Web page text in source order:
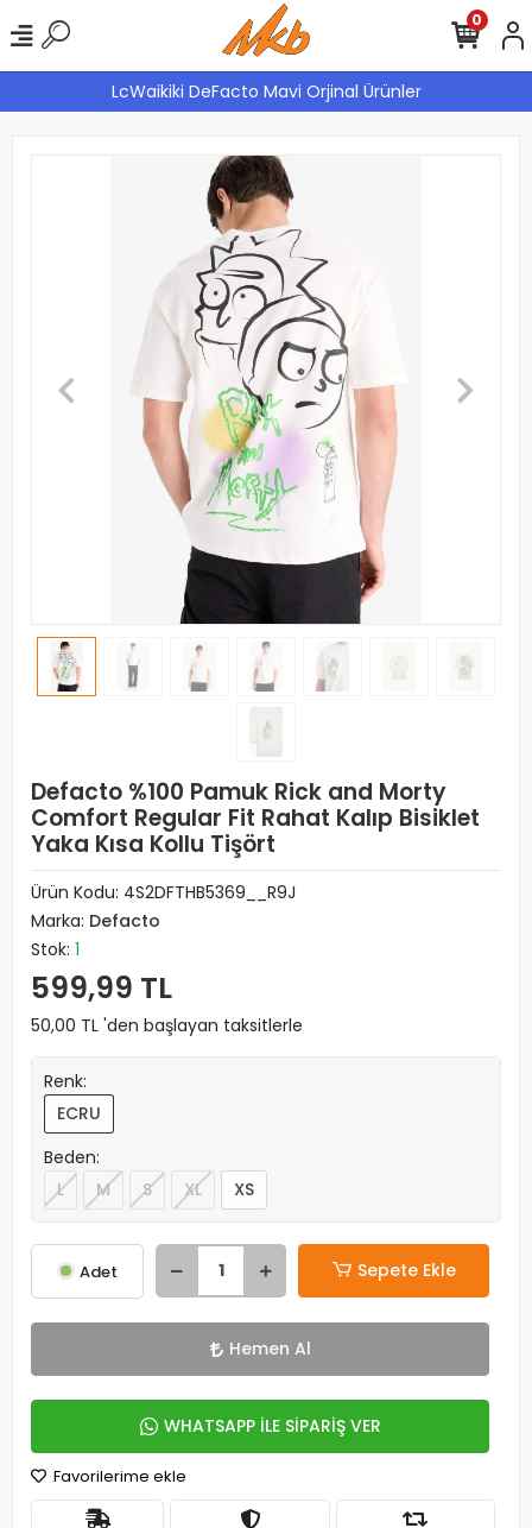
LcWaikiki DeFacto Mavi Orjinal Ürünler
0
Defacto %100 Pamuk Rick and Morty
Comfort Regular Fit Rahat Kalıp Bisiklet
Yaka Kısa Kollu Tişört
Ürün Kodu: 4S2DFTHB5369__R9J
Marka: Defacto
Stok: 1
599,99 TL
50,00 TL 'den başlayan taksitlerle
Renk:
ECRU
Beden:
L
M S XL XS
Adet Sepete Ekle
Hemen Al
WHATSAPP İLE SİPARİŞ VER
Favorilerime ekle